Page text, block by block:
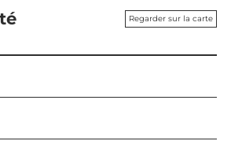
Regarder sur la carte